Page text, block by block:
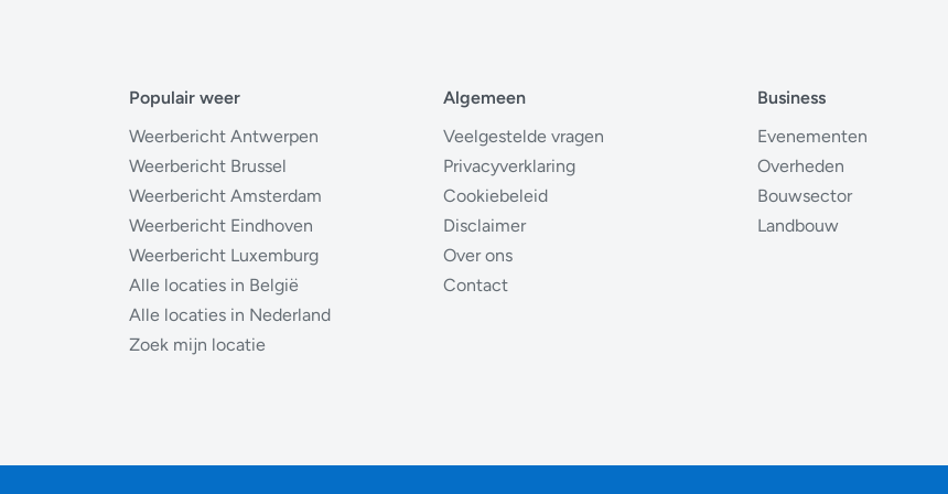
Populair weer
Weerbericht Antwerpen
Weerbericht Brussel
Weerbericht Amsterdam
Weerbericht Eindhoven
Weerbericht Luxemburg
Alle locaties in België
Alle locaties in Nederland
Zoek mijn locatie
Algemeen
Veelgestelde vragen
Privacyverklaring
Cookiebeleid
Disclaimer
Over ons
Contact
Business
Evenementen
Overheden
Bouwsector
Landbouw